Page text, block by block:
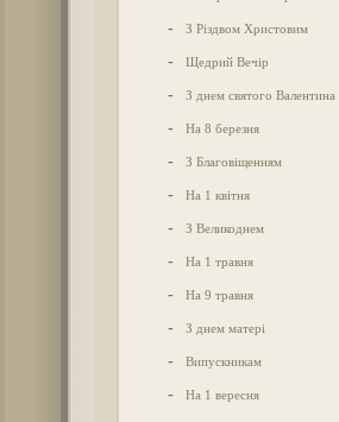
- З Різдвом Христовим
- Щедрий Вечір
- З днем святого Валентина
- На 8 березня
- З Благовіщенням
- На 1 квітня
- З Великоднем
- На 1 травня
- На 9 травня
- З днем матері
- Випускникам
- На 1 вересня